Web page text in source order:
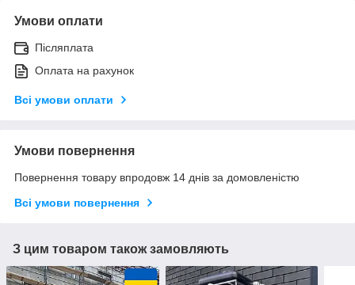
Умови оплати
Післяплата
Оплата на рахунок
Всі умови оплати
Умови повернення
Повернення товару впродовж 14 днів за домовленістю
Всі умови повернення
З цим товаром також замовляють